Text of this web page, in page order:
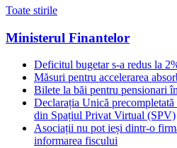
Toate stirile
Ministerul Finantelor
Deficitul bugetar s-a redus la
Măsuri pentru accelerarea
Bilete la băi pentru pensionari
Declarația Unică precompletată
din Spațiul Privat Virtual (SPV)
Asociații nu pot ieși dintr-o
informarea fiscului